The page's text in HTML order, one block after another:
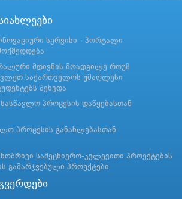
სერვისი - პორტალი
მდივნის მოადგილე როუზ
საქართველოს უმაღლესი
შეხვდა
სასწავლო პროცესის დაწყებასთან
პროცესის განახლებასთან
სამეცნიერო-კვლევითი პროექტების
გამარჯვებული პროექტები